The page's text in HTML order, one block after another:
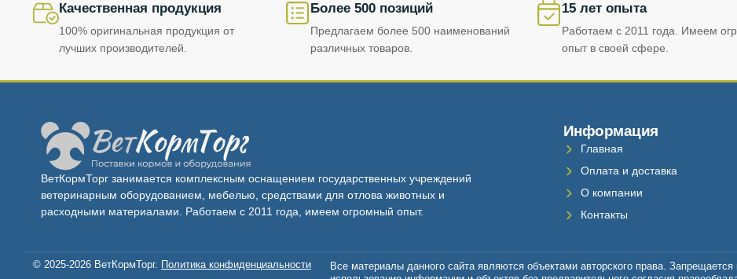
Качественная продукция
100% оригинальная продукция от
лучших производителей.
Более 500 позиций
Предлагаем более 500 наименований
различных товаров.
15 лет опыта
Работаем с 2011 года. Имеем
опыт в своей сфере.
ВетКормТорг занимается комплексным оснащением государственных учреждений
ветеринарным оборудованием, мебелью, средствами для отлова животных и
расходными материалами. Работаем с 2011 года, имеем огромный опыт.
Информация
Главная
Оплата и доставка
О компании
Контакты
© 2025-2026 ВетКормТорг. Политика конфиденциальности
Все материалы данного сайта являются объектами авторского права.